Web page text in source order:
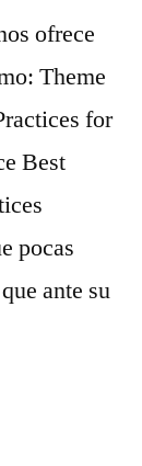
ofrece
Theme
for
Best
pocas
ante su